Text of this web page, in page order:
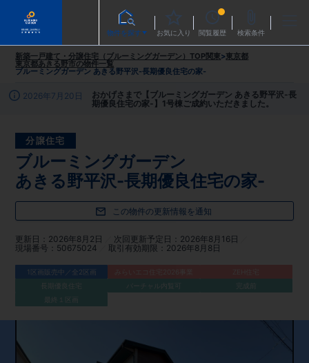
物件を探す お気に入り 閲覧履歴 検索条件
新築一戸建て・分譲住宅（ブルーミングガーデン）TOP関東>東京都
東京都あきる野市の物件一覧
ブルーミングガーデン あきる野平沢-長期優良住宅の家-
2026年7月20日
おかげさまで【ブルーミングガーデン あきる野平沢-長
期優良住宅の家-】1号棟ご成約いただきました。
分譲住宅
ブルーミングガーデン
あきる野平沢-長期優良住宅の家-
この物件の更新情報を通知
更新日 2026年8月2日 次回更新予定日
2026年8月16日
現場番号
50675024 取引有効期限 2026年8月8日
1区画販売中／全2区画
長期優良住宅
バーチャル内覧可
完成前
最終１区画